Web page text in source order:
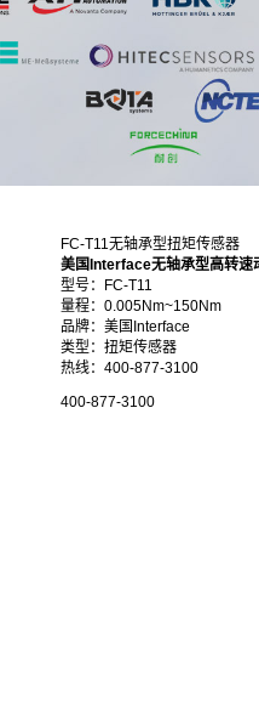
FC-T11无轴承型扭矩传感器
美国Interface无轴承型高转速
型号：FC-T11
量程：0.005Nm~150Nm
品牌：美国Interface
类型：扭矩传感器
热线：400-877-3100
400-877-3100